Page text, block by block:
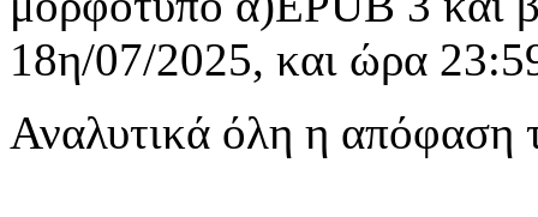
18η/07/2025, και ώρα
Αναλυτικά όλη η